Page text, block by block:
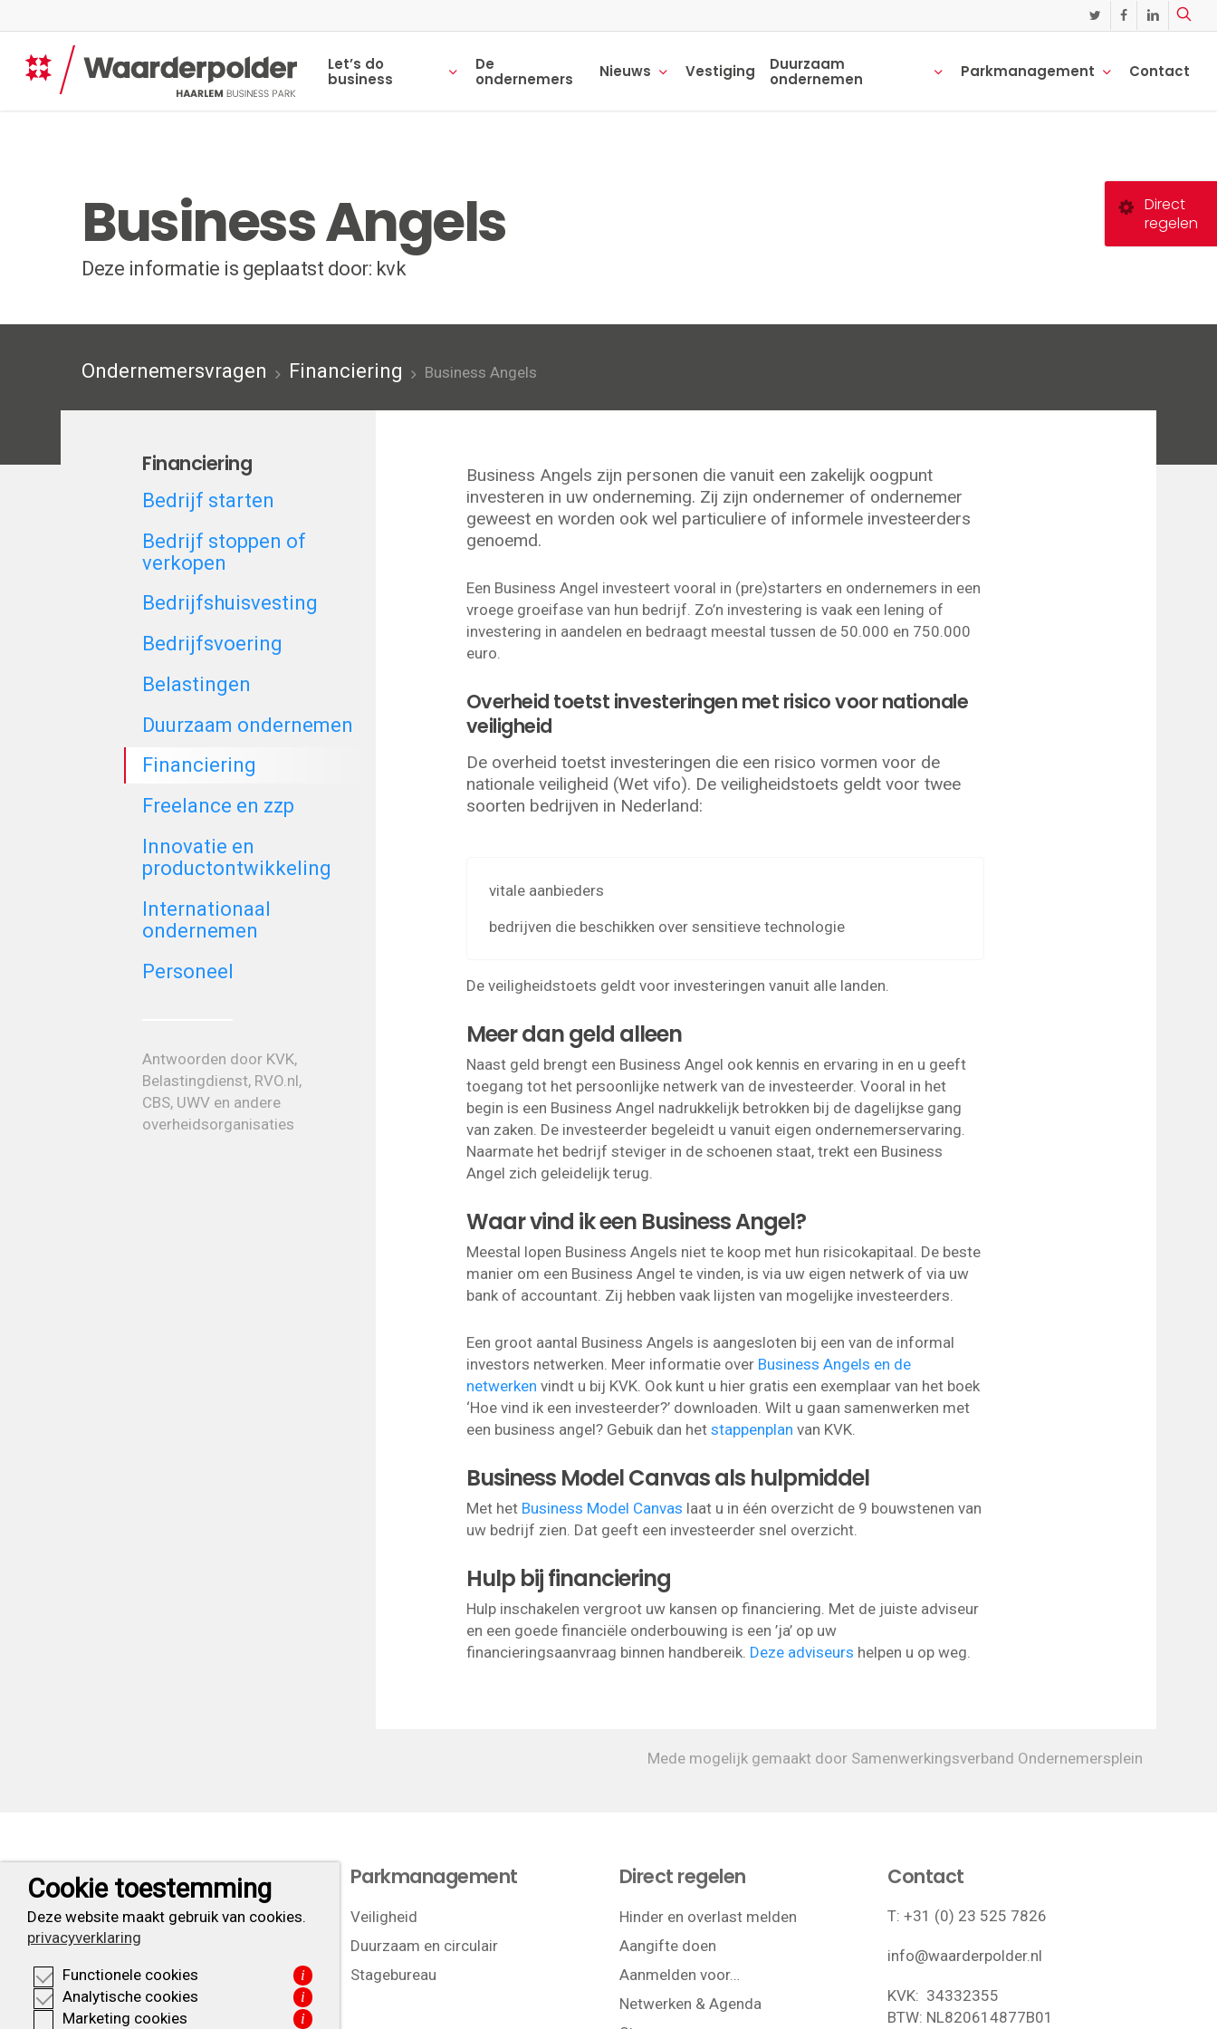
to
main
content
twitter facebooklinkedin
Let’s do
business
De
ondernemers
Nieuws Vestiging
Duurzaam
ondernemen
Parkmanagement Contact
Business Angels
Deze informatie is geplaatst door: kvk
Ondernemersvragen Financiering Business Angels
Financiering
Bedrijf starten
Bedrijf stoppen of
verkopen
Bedrijfshuisvesting
Bedrijfsvoering
Belastingen
Duurzaam ondernemen
Financiering
Freelance en zzp
Innovatie en
productontwikkeling
Internationaal
ondernemen
Personeel
Antwoorden door KVK,
Belastingdienst, RVO.nl,
CBS, UWV en andere
overheidsorganisaties
Business Angels zijn personen die vanuit een zakelijk oogpunt
investeren in uw onderneming. Zij zijn ondernemer of ondernemer
geweest en worden ook wel particuliere of informele investeerders
genoemd.
Een Business Angel investeert vooral in (pre)starters en ondernemers in een
vroege groeifase van hun bedrijf. Zo’n investering is vaak een lening of
investering in aandelen en bedraagt meestal tussen de 50.000 en 750.000
euro.
Overheid toetst investeringen met risico voor nationale
veiligheid
De overheid toetst investeringen die een risico vormen voor de
nationale veiligheid (Wet vifo). De veiligheidstoets geldt voor twee
soorten bedrijven in Nederland:
vitale aanbieders
bedrijven die beschikken over sensitieve technologie
De veiligheidstoets geldt voor investeringen vanuit alle landen.
Meer dan geld alleen
Naast geld brengt een Business Angel ook kennis en ervaring in en u geeft
toegang tot het persoonlijke netwerk van de investeerder. Vooral in het
begin is een Business Angel nadrukkelijk betrokken bij de dagelijkse gang
van zaken. De investeerder begeleidt u vanuit eigen ondernemerservaring.
Naarmate het bedrijf steviger in de schoenen staat, trekt een Business
Angel zich geleidelijk terug.
Waar vind ik een Business Angel?
Meestal lopen Business Angels niet te koop met hun risicokapitaal. De beste
manier om een Business Angel te vinden, is via uw eigen netwerk of via uw
bank of accountant. Zij hebben vaak lijsten van mogelijke investeerders.
Een groot aantal Business Angels is aangesloten bij een van de informal
investors netwerken. Meer informatie over Business Angels en de
netwerken vindt u bij KVK. Ook kunt u hier gratis een exemplaar van het boek
‘Hoe vind ik een investeerder?’ downloaden. Wilt u gaan samenwerken met
een business angel? Gebuik dan het stappenplan van KVK.
Business Model Canvas als hulpmiddel
Met het Business Model Canvas laat u in één overzicht de 9 bouwstenen van
uw bedrijf zien. Dat geeft een investeerder snel overzicht.
Hulp bij financiering
Hulp inschakelen vergroot uw kansen op financiering. Met de juiste adviseur
en een goede financiële onderbouwing is een ’ja’ op uw
financieringsaanvraag binnen handbereik. Deze adviseurs helpen u op weg.
Mede mogelijk gemaakt door Samenwerkingsverband Ondernemersplein
Let’s do business
Ligging
Parkmanagement
Veiligheid
Duurzaam en circulair
Stagebureau
Direct regelen
Hinder en overlast melden
Aangifte doen
Aanmelden voor…
Netwerken & Agenda
Contact
T:+31 (0) 23 525 7826
info@waarderpolder.nl
KVK: 34332355
BTW: NL820614877B01
Direct
regelen
Cookie toestemming
Deze website maakt gebruik van cookies.
privacyverklaring
Functionele cookies i
Analytische cookies i
Marketing cookies i